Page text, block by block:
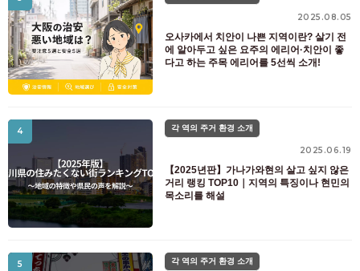
2025.08.05
오사카에서 치안이 나쁜 지역이란? 살기 전
에 알아두고 싶은 요주의 에리어·치안이 좋
다고 하는 주목 에리어를 5선씩 소개!
4 각 역의 주거 환경 소개
2025.06.19
【2025년판】가나가와현의 살고 싶지 않은
거리 랭킹 TOP10｜지역의 특징이나 현민의
목소리를 해설
5 각 역의 주거 환경 소개